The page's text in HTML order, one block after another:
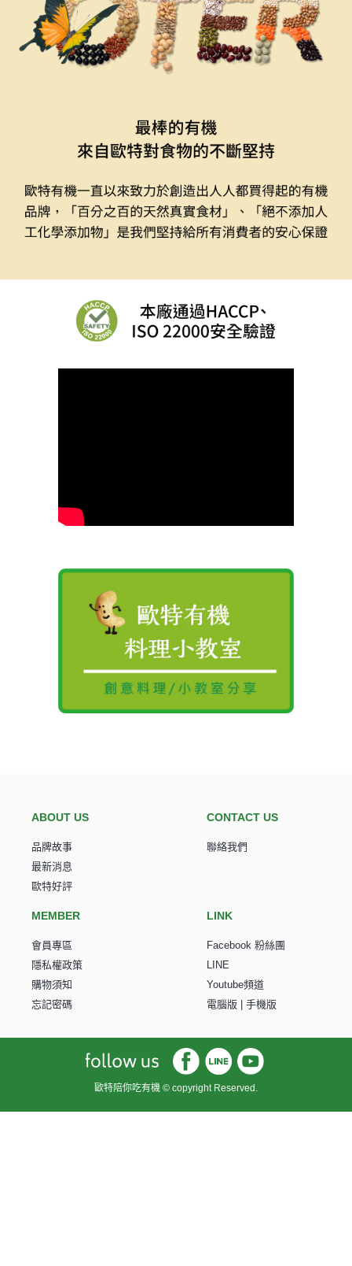
ABOUT US
品牌故事
最新消息
歐特好評
CONTACT US
聯絡我們
MEMBER
會員專區
隱私權政策
購物須知
忘記密碼
LINK
Facebook 粉絲團
LINE
Youtube頻道
電腦版
手機版
歐特陪你吃有機 © copyright Reserved.